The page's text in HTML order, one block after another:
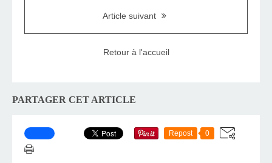
Article suivant
Retour à l'accueil
PARTAGER CET ARTICLE
Repost 0